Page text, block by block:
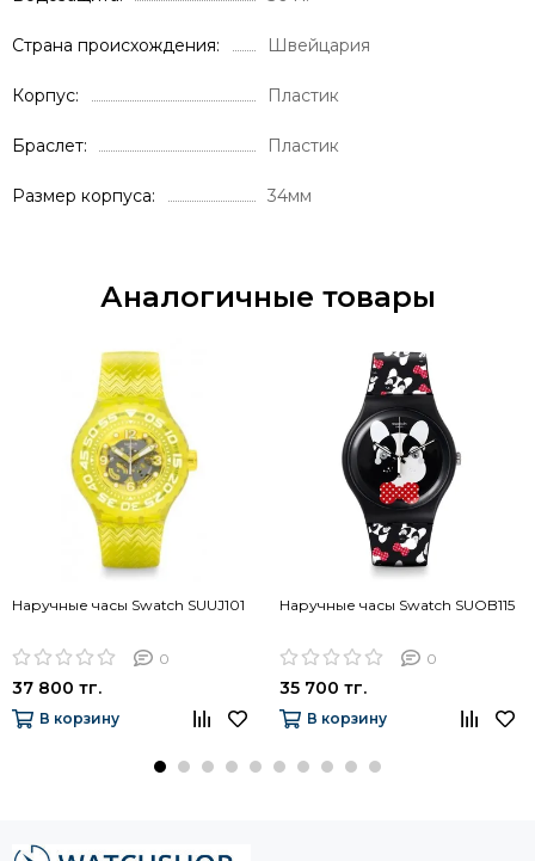
Страна происхождения Швейцария
Корпус Пластик
Браслет Пластик
Размер корпуса 34мм
Аналогичные товары
Наручные часы Swatch SUUJ101
0
37 800 тг.
В корзину
Наручные часы Swatch SUOB115
0
35 700 тг.
В корзину